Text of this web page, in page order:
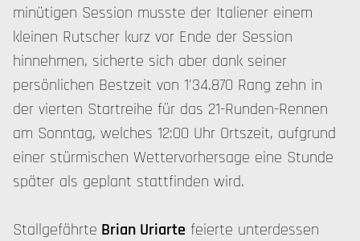
minütigen Session musste der Italiener einem
kleinen Rutscher kurz vor Ende der Session
hinnehmen, sicherte sich aber dank seiner
persönlichen Bestzeit von 1'34.870 Rang zehn in
der vierten Startreihe für das 21-Runden-Rennen
am Sonntag, welches 12:00 Uhr Ortszeit, aufgrund
einer stürmischen Wettervorhersage eine Stunde
später als geplant stattfinden wird.
Stallgefährte Brian Uriarte feierte unterdessen